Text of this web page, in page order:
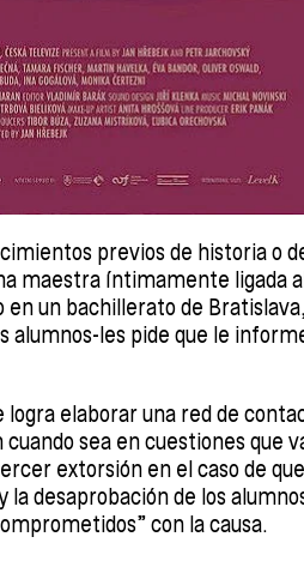
previos de historia o
maestra íntimamente ligada
en un bachillerato de
alumnos-les pide que le
elaborar una red de
sea en cuestiones que
extorsión en el caso de
desaprobación de los
con la causa.